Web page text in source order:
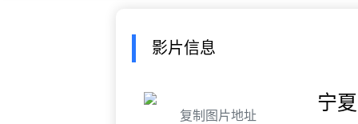
影片信息
复制图片地址
宁